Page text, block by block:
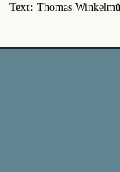
Text: Thomas